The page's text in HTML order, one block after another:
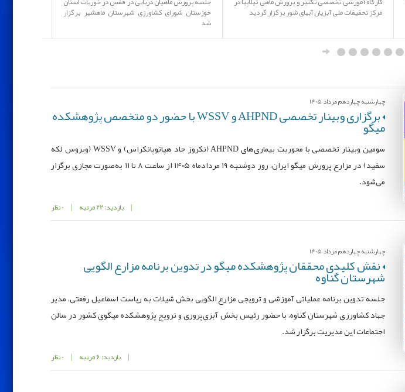
خوزستان شورای کشاورزی شهرستان ماهشهر برگزار
شد
مرکز تحقیقات ملی آبزیان آبهای شور برگزار گردید
چهارشنبه چهاردهم مرداد 1405
برگزاری وبینار تخصصی AHPND و WSSV با حضور دو متخصص پژوهشکده میگو
سومین وبینار تخصصی با محوریت بیماری‌های AHPND (نکروز حاد هپاتوپانکراس) و WSSV (ویروس لکه
سفید) در مزارع پرورش میگو ایران، روز دوشنبه ۱۹ مردادماه ۱۴۰۵ از ساعت ۸ تا ۱۱ به‌صورت مجازی برگزار
می‌شود.
| بازدید: 22 مرتبه | 0 نظر
چهارشنبه چهاردهم مرداد 1405
نقش کلیدی محققان پژوهشکده میگو در تدوین برنامه مزارع الگویی
شهرستان گناوه
جلسه تدوین برنامه عملیاتی آموزشی و ترویجی مزارع الگویی بخش شیلات به ریاست اسماعیل رفعتی، مدیر
جهاد کشاورزی شهرستان گناوه، با حضور رئیس بخش آبزی‌پروری و ترویج پژوهشکده میگوی کشور در سالن
اجتماعات این مدیریت برگزار شد.
| بازدید: 6 مرتبه | 0 نظر